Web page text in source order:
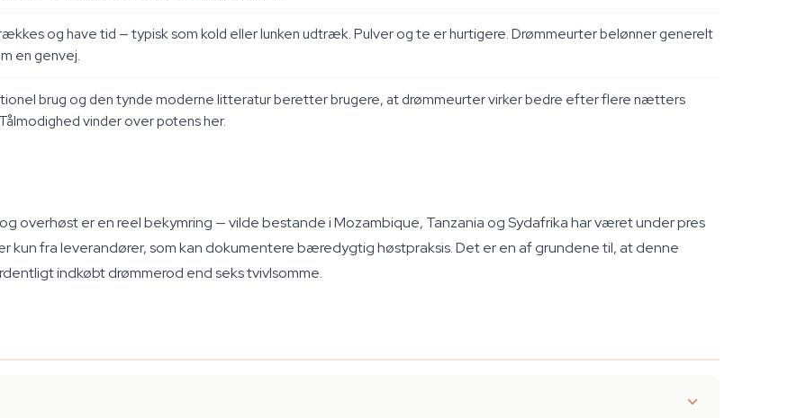
og have tid — typisk som kold eller lunken udtræk. Pulver og te er hurtigere. Drømmeurter belønner generelt
en genvej.
brug og den tynde moderne litteratur beretter brugere, at drømmeurter virker bedre efter flere nætters
vinder over potens her.
overhøst er en reel bekymring — vilde bestande i Mozambique, Tanzania og Sydafrika har været under pres
kun fra leverandører, som kan dokumentere bæredygtig høstpraksis. Det er en af grundene til, at denne
indkøbt drømmerod end seks tvivlsomme.